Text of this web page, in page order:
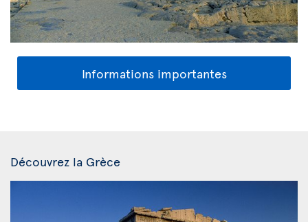
Informations importantes
Découvrez la Grèce